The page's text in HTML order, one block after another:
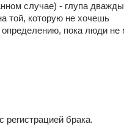
случае) - глупа
той, которую не хочешь
определению, пока люди
регистрацией брака.